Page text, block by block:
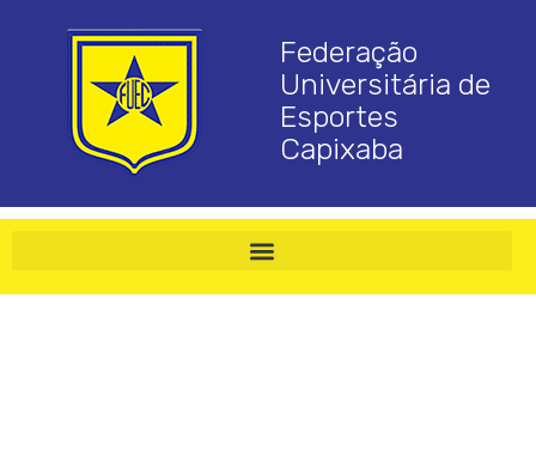
Federação
Universitária de
Esportes
Capixaba